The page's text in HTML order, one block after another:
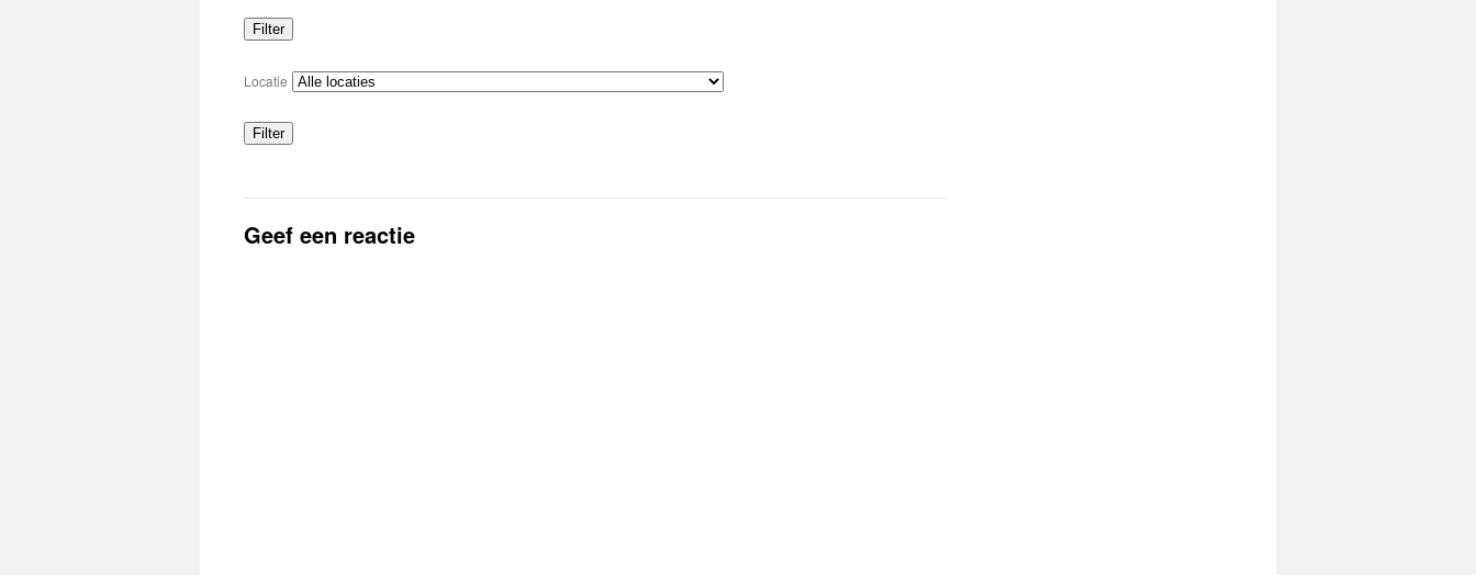
Filter
Categorieën
Locatie
Filter
Locaties
Geef een reactie